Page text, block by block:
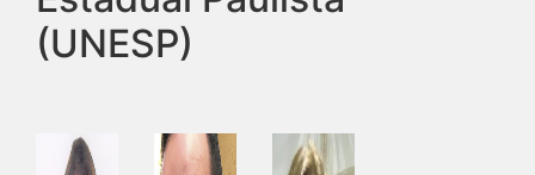
(UNESP)